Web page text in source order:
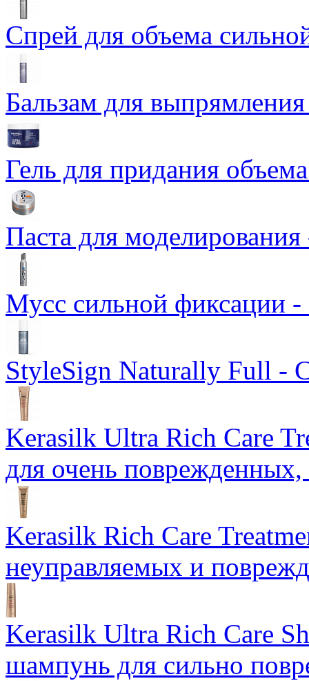
Спрей для объема
Бальзам для
Гель для придания
Паста для
Мусс сильной фиксации
StyleSign Naturally Full -
Kerasilk Ultra Rich Care
для очень поврежденных,
Kerasilk Rich Care
неуправляемых и
Kerasilk Ultra Rich Care
шампунь для сильно